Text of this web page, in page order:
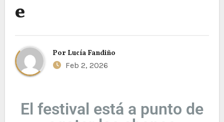
e
Por Lucía Fandiño
Feb 2, 2026
El festival está a punto de